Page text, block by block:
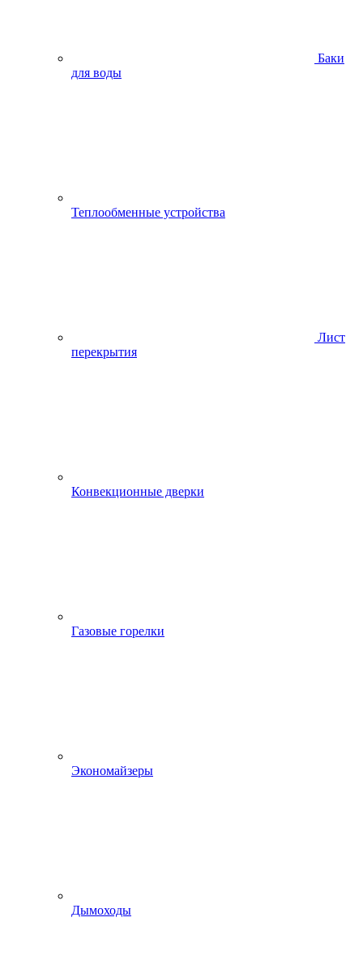
Баки
для воды
Теплообменные устройства
Лист
перекрытия
Конвекционные дверки
Газовые горелки
Экономайзеры
Дымоходы